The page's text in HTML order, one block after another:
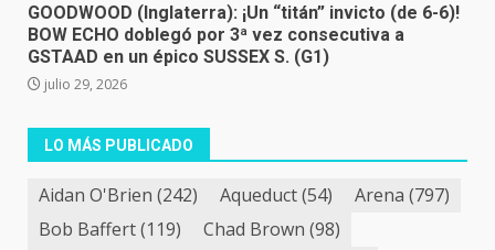
GOODWOOD (Inglaterra): ¡Un “titán” invicto (de 6-6)!
BOW ECHO doblegó por 3ª vez consecutiva a
GSTAAD en un épico SUSSEX S. (G1)
julio 29, 2026
LO MÁS PUBLICADO
Aidan O'Brien (242) Aqueduct(54) Arena (797)
Bob Baffert(119) Chad Brown (98)